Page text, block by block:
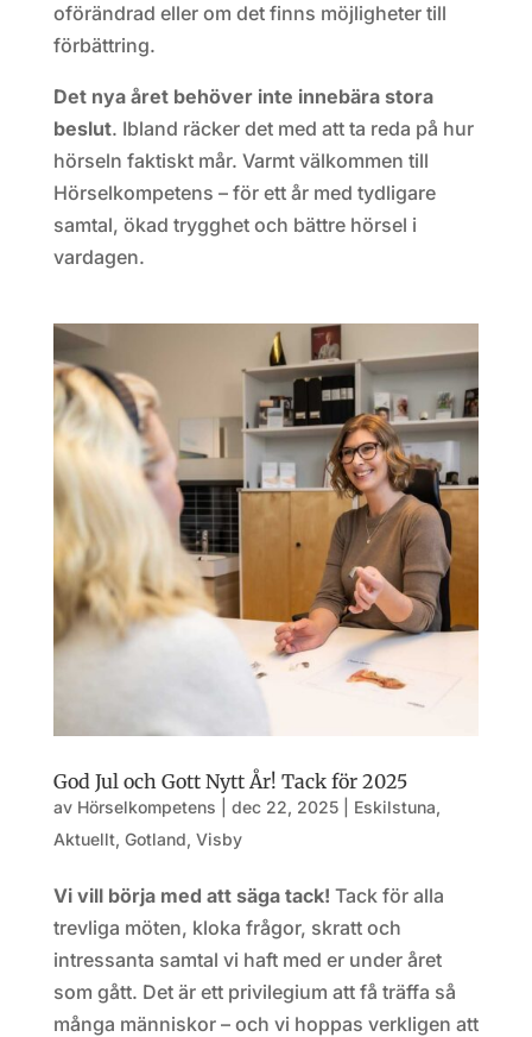
oförändrad eller om det finns möjligheter till
förbättring.
Det nya året behöver inte innebära stora
beslut. Ibland räcker det med att ta reda på hur
hörseln faktiskt mår. Varmt välkommen till
Hörselkompetens – för ett år med tydligare
samtal, ökad trygghet och bättre hörsel i
vardagen.
God Jul och Gott Nytt År! Tack för 2025
av Hörselkompetens dec 22, 2025| Eskilstuna,
Aktuellt, Gotland, Visby
Vi vill börja med att säga tack! Tack för alla
trevliga möten, kloka frågor, skratt och
intressanta samtal vi haft med er under året
som gått. Det är ett privilegium att få träffa så
många människor – och vi hoppas verkligen att